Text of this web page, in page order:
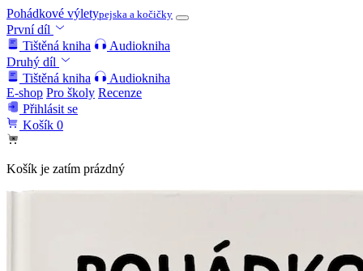
Pohádkové výletypejska a kočičky
První díl
Tištěná kniha
Audiokniha
Druhý díl
Tištěná kniha
Audiokniha
E-shop Pro školy Recenze
Přihlásit se
Košík 0
Košík je zatím prázdný